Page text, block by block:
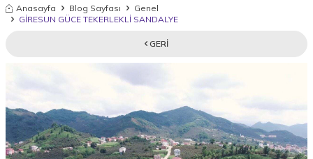
Anasayfa Blog Sayfası
Genel
GİRESUN GÜCE TEKERLEKLİ SANDALYE
GERI